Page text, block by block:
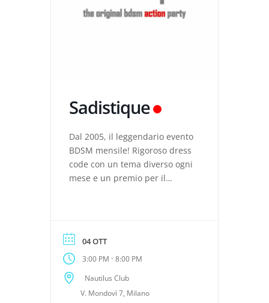
Sadistique
Dal 2005, il leggendario evento
BDSM mensile! Rigoroso dress
code con un tema diverso ogni
mese e un premio per il
ottime attrezzature da gioco e
molto altro.
04 OTT
3:00 PM -8:00 PM
Nautilus Club
V. Mondovì 7, Milano